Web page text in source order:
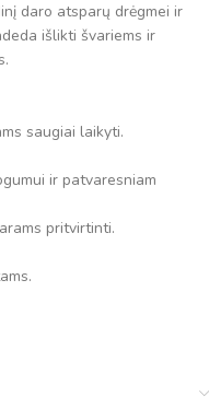
daro atsparų drėgmei ir
išlikti švariems ir
saugiai laikyti.
ir patvaresniam
pritvirtinti.